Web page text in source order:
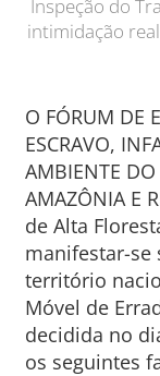
Inspeção do
intimidação
O FÓRUM DE
ESCRAVO,
AMBIENTE
AMAZÔNIA E
de Alta
manifestar-se
território
Móvel de
decidida no
os seguintes